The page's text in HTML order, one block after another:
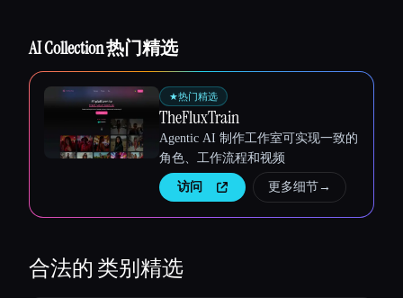
Esc
AI Collection 热门精选
★热门精选
TheFluxTrain
Agentic AI 制作工作室可实现一致的
角色、工作流程和视频
访问 更多细节→
合法的 类别精选